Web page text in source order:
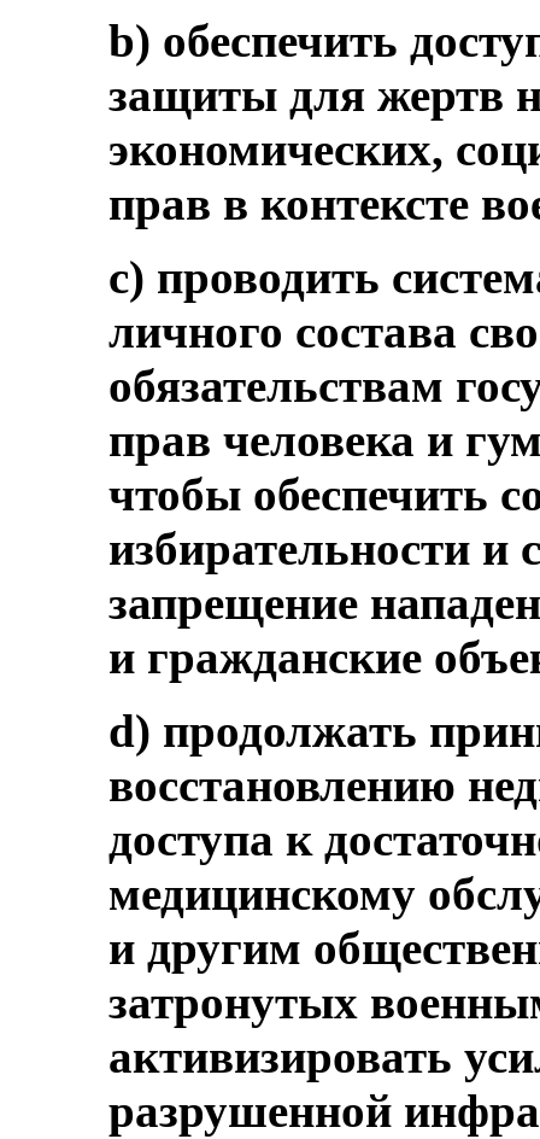
b) обеспечить
защиты для жертв
экономических,
прав в контексте
c) проводить
личного состава
обязательствам
прав человека и
чтобы обеспечить
избирательности и
запрещение
и гражданские
d) продолжать
восстановлению
доступа к
медицинскому
и другим
затронутых
активизировать
разрушенной